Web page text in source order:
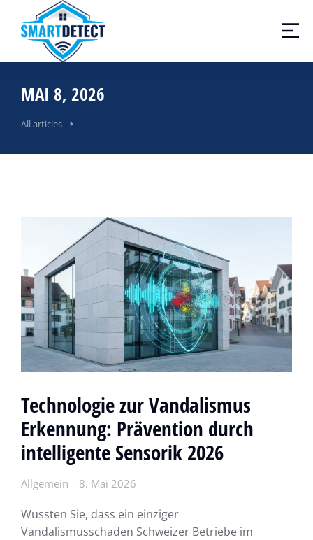
MAI 8, 2026
All articles
Technologie zur Vandalismus
Erkennung: Prävention durch
intelligente Sensorik 2026
Allgemein 8. Mai 2026
Wussten Sie, dass ein einziger
Vandalismusschaden Schweizer Betriebe im